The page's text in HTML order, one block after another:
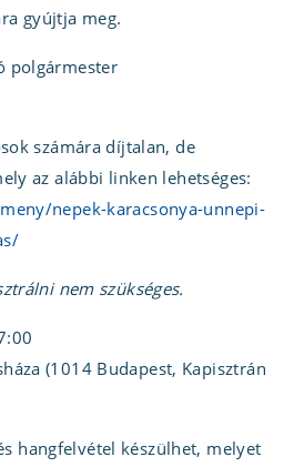
gyújtja meg.
polgármester
számára díjtalan, de
az alábbi linken lehetséges:
nepek-karacsonya-unnepi-
nem szükséges.
(1014 Budapest, Kapisztrán
hangfelvétel készülhet, melyet